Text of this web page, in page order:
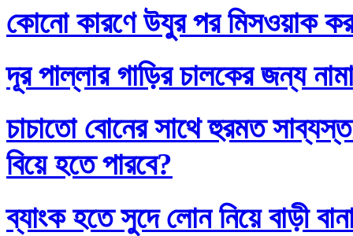
কোনো কারণে উযুর পর মিসওয়াক
দূর পাল্লার গাড়ির চালকের জন্য
চাচাতো বোনের সাথে হুরমত
বিয়ে হতে পারবে?
ব্যাংক হতে সুদে লোন নিয়ে বাড়ী